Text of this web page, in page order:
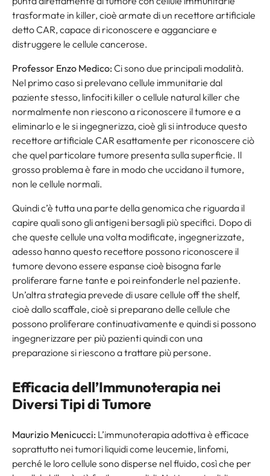
trasformate in killer, cioè armate di un recettore artificiale
detto CAR, capace di riconoscere e agganciare e
distruggere le cellule cancerose.
Professor Enzo Medico: Ci sono due principali modalità.
Nel primo caso si prelevano cellule immunitarie dal
paziente stesso, linfociti killer o cellule natural killer che
normalmente non riescono a riconoscere il tumore e a
eliminarlo e le si ingegnerizza, cioè gli si introduce questo
recettore artificiale CAR esattamente per riconoscere ciò
che quel particolare tumore presenta sulla superficie. Il
grosso problema è fare in modo che uccidano il tumore,
non le cellule normali.
Quindi c’è tutta una parte della genomica che riguarda il
capire quali sono gli antigeni bersagli più specifici. Dopo di
che queste cellule una volta modificate, ingegnerizzate,
adesso hanno questo recettore possono riconoscere il
tumore devono essere espanse cioè bisogna farle
proliferare farne tante e poi reinfonderle nel paziente.
Un’altra strategia prevede di usare cellule off the shelf,
cioè dallo scaffale, cioè si preparano delle cellule che
possono proliferare continuativamente e quindi si possono
ingegnerizzare per più pazienti quindi con una
preparazione si riescono a trattare più persone.
Efficacia dell’Immunoterapia nei
Diversi Tipi di Tumore
Maurizio Menicucci: L’immunoterapia adottiva è efficace
soprattutto nei tumori liquidi come leucemie, linfomi,
perché le loro cellule sono disperse nel fluido, così che per